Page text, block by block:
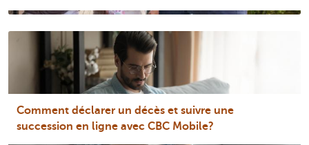
Comment déclarer un décès et suivre une
succession en ligne avec CBC Mobile?